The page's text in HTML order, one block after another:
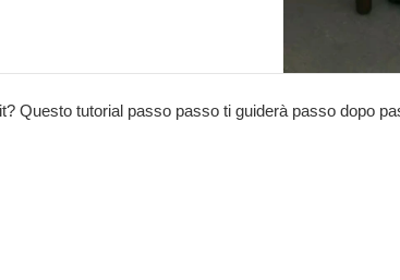
Questo tutorial passo passo ti guiderà passo dopo